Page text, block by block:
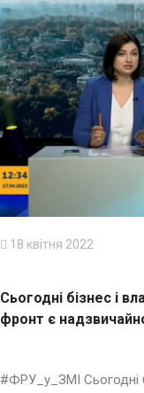
18 квітня 2022
Сьогодні бізнес і
фронт є
#ФРУ_у_ЗМІ Сьогодні